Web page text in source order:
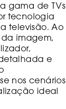
gama de TVs
tecnologia
televisão. Ao
da imagem,
e
nos cenários
ideal